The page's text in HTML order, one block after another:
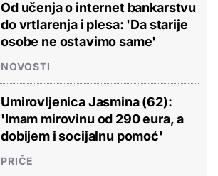
Od učenja o internet bankarstvu
do vrtlarenja i plesa: 'Da starije
osobe ne ostavimo same'
NOVOSTI
Umirovljenica Jasmina (62):
'Imam mirovinu od 290 eura, a
dobijem i socijalnu pomoć'
PRIČE